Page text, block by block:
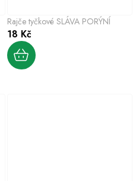
Rajče tyčkové SLÁVA PORÝNÍ
18 Kč